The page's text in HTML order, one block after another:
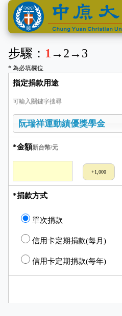
步驟： 1→ 2→ 3
* 為必填欄位
指定捐款用途
可輸入關鍵字搜尋
*金額新台幣/元
+1,000
*捐款方式
單次捐款
信用卡定期捐款(每月)
信用卡定期捐款(每年)